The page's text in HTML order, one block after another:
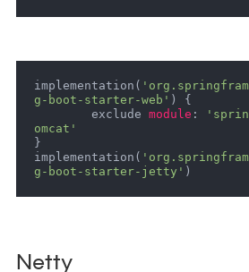
implementation(
g-boot-starter-web' ) {
	exclude
module :
omcat'
}
implementation(
g-boot-starter-jetty' )
Netty